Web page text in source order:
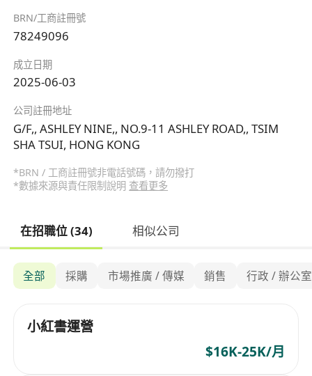
BRN/工商註冊號
78249096
成立日期
2025-06-03
公司註冊地址
G/F,, ASHLEY NINE,, NO.9-11 ASHLEY ROAD,, TSIM
SHA TSUI, HONG KONG
*BRN / 工商註冊號非電話號碼，請勿撥打
*數據來源與責任限制說明 查看更多
在招職位 (34) 相似公司
全部 採購 市場推廣 / 傳媒 銷售 行政 / 辦公
小紅書運營
$16K-25K/月